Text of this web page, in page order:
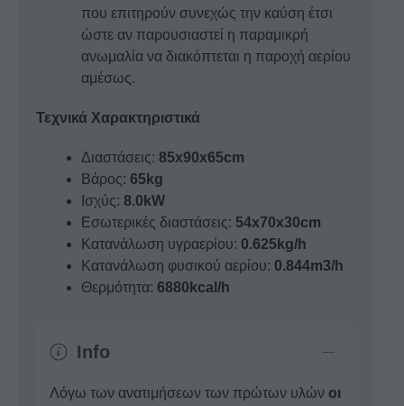
που επιτηρούν συνεχώς την καύση έτσι
ώστε αν παρουσιαστεί η παραμικρή
ανωμαλία να διακόπτεται η παροχή αερίου
αμέσως.
Τεχνικά Χαρακτηριστικά
Διαστάσεις: 85x90x65cm
Βάρος: 65kg
Ισχύς: 8.0kW
Εσωτερικές διαστάσεις: 54x70x30cm
Κατανάλωση υγραερίου: 0.625kg/h
Κατανάλωση φυσικού αερίου: 0.844m3/h
Θερμότητα: 6880kcal/h
Info
Λόγω των ανατιμήσεων των πρώτων υλών οι